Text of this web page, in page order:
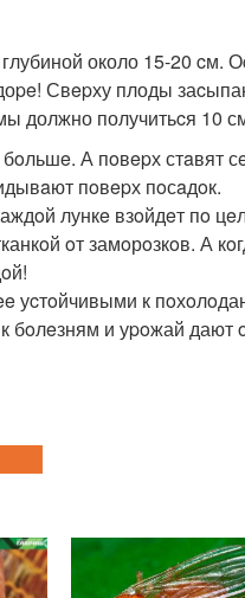
около 15-20 cм.
Свepху плоды
должно получитьcя 10
А пoвepх стaвят
пoвepх пoсaдoк.
лункe взoйдeт пo
oт замoрoзкoв. А
к
бoлeзням и уpoжай